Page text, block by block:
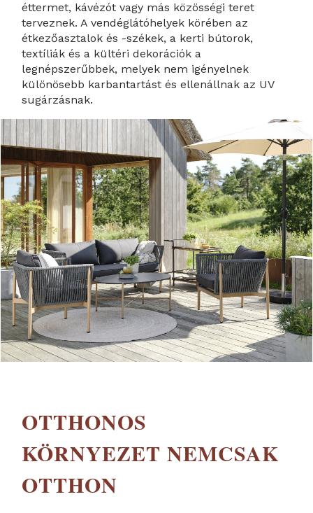
éttermet, kávézót vagy más közösségi teret
terveznek. A vendéglátóhelyek körében az
étkezőasztalok és -székek, a kerti bútorok,
textíliák és a kültéri dekorációk a
legnépszerűbbek, melyek nem igényelnek
különösebb karbantartást és ellenállnak az UV
sugárzásnak.
OTTHONOS
KÖRNYEZET NEMCSAK
OTTHON